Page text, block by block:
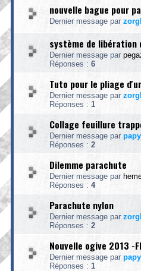
nouvelle bague pour
Dernier message par
système de libération
Dernier message par
Réponses : 6
Tuto pour le pliage
Dernier message par
Réponses : 1
Collage feuillure
Dernier message par
Réponses : 2
Dilemme parachute
Dernier message par
Réponses : 4
Parachute nylon
Dernier message par
Réponses : 2
Nouvelle ogive 2013 -
Dernier message par
Réponses : 1